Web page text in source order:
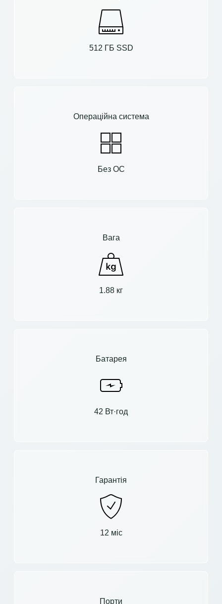
512 ГБ SSD
Операційна система
Без ОС
Вага
1.88 кг
Батарея
42 Вт·год
Гарантія
12 міс
Порти